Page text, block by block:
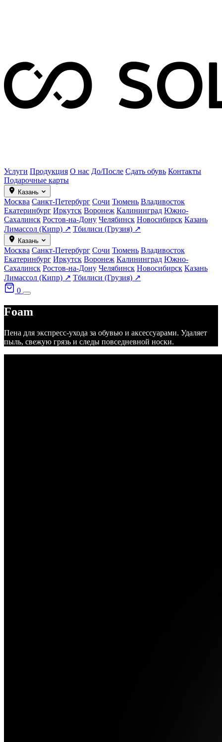
Услуги Продукция О нас До/После Сдать обувь Контакты
Подарочные карты
Казань
Москва Санкт-Петербург Сочи Тюмень Владивосток
Екатеринбург Иркутск Воронеж Калининград Южно-
Сахалинск Ростов-на-Дону Челябинск Новосибирск Казань
Лимассол (Кипр) ↗ Тбилиси (Грузия) ↗
Казань
Москва Санкт-Петербург Сочи Тюмень Владивосток
Екатеринбург Иркутск Воронеж Калининград Южно-
Сахалинск Ростов-на-Дону Челябинск Новосибирск Казань
Лимассол (Кипр) ↗ Тбилиси (Грузия) ↗
0
Foam
Пена для экспресс-ухода за обувью и аксессуарами. Удаляет
пыль, свежую грязь и следы повседневной носки.